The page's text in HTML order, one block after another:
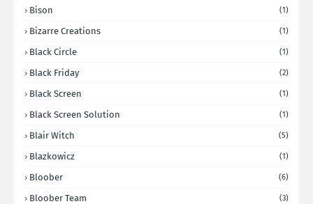
Bison (1)
Bizarre Creations (1)
Black Circle (1)
Black Friday (2)
Black Screen (1)
Black Screen Solution (1)
Blair Witch (5)
Blazkowicz (1)
Bloober (6)
Bloober Team (3)